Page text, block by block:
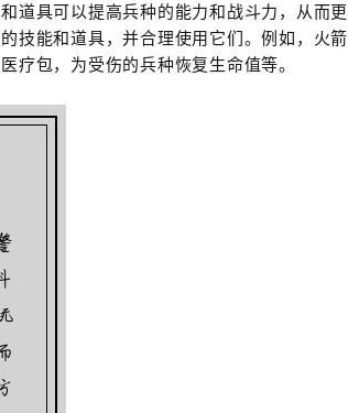
道具可以提高兵种的能力和战斗力，从而更
技能和道具，并合理使用它们。例如，火箭
疗包，为受伤的兵种恢复生命值等。